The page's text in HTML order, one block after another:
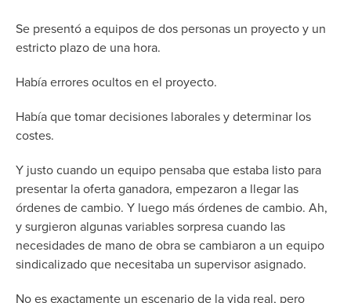
Se presentó a equipos de dos personas un proyecto y un
estricto plazo de una hora.
Había errores ocultos en el proyecto.
Había que tomar decisiones laborales y determinar los
costes.
Y justo cuando un equipo pensaba que estaba listo para
presentar la oferta ganadora, empezaron a llegar las
órdenes de cambio. Y luego más órdenes de cambio. Ah,
y surgieron algunas variables sorpresa cuando las
necesidades de mano de obra se cambiaron a un equipo
sindicalizado que necesitaba un supervisor asignado.
No es exactamente un escenario de la vida real, pero